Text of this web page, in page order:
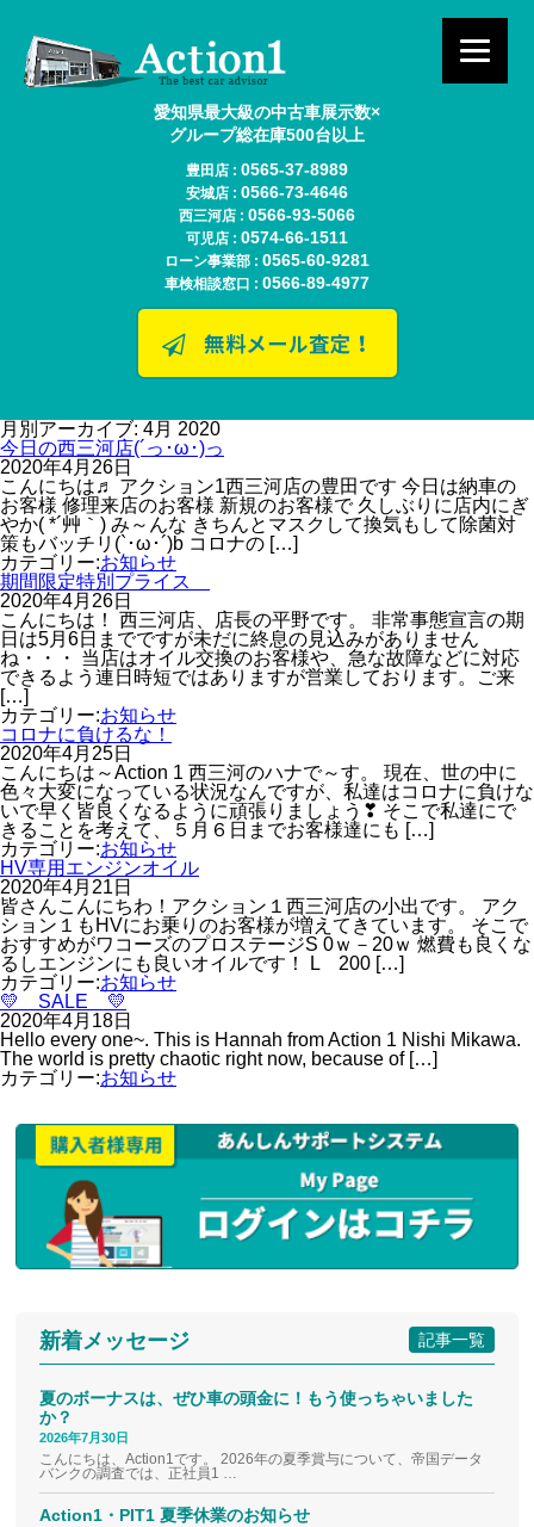
愛知県最大級の中古車展示数×
グループ総在庫500台以上
豊田店 : 0565-37-8989
安城店 : 0566-73-4646
西三河店 : 0566-93-5066
可児店 : 0574-66-1511
ローン事業部 : 0565-60-9281
車検相談窓口 : 0566-89-4977
月別アーカイブ: 4月 2020
今日の西三河店(´っ･ω･)っ
2020年4月26日
こんにちは♬ アクション1西三河店の豊田です 今日は納車の
お客様 修理来店のお客様 新規のお客様で 久しぶりに店内にぎ
やか( *´艸｀) み～んな きちんとマスクして換気もして除菌対
策もバッチリ(`･ω･´)b コロナの […]
カテゴリー:お知らせ
期間限定特別プライス
2020年4月26日
こんにちは！ 西三河店、店長の平野です。 非常事態宣言の期
日は5月6日までですが未だに終息の見込みがありません
ね・・・ 当店はオイル交換のお客様や、急な故障などに対応
できるよう連日時短ではありますが営業しております。ご来
[…]
カテゴリー:お知らせ
コロナに負けるな！
2020年4月25日
こんにちは～Action 1 西三河のハナで～す。 現在、世の中に
色々大変になっている状況なんですが、私達はコロナに負けな
いで早く皆良くなるように頑張りましょう❣ そこで私達にで
きることを考えて、５月６日までお客様達にも […]
カテゴリー:お知らせ
HV専用エンジンオイル
2020年4月21日
皆さんこんにちわ！アクション１西三河店の小出です。 アク
ション１もHVにお乗りのお客様が増えてきています。 そこで
おすすめがワコーズのプロステージS 0ｗ－20ｗ 燃費も良くな
るしエンジンにも良いオイルです！ L 200 […]
カテゴリー:お知らせ
💛 SALE 💛
2020年4月18日
Hello every one~. This is Hannah from Action 1 Nishi Mikawa.
The world is pretty chaotic right now, because of […]
カテゴリー:お知らせ
記事一覧
新着メッセージ
夏のボーナスは、ぜひ車の頭金に！もう使っちゃいました
か？
2026年7月30日
こんにちは、Action1です。 2026年の夏季賞与について、帝国データ
バンクの調査では、正社員1 …
Action1・PIT1 夏季休業のお知らせ